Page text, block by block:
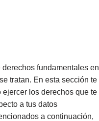
fundamentales en
tratan. En esta sección te
los derechos que te
a tus datos
a continuación,